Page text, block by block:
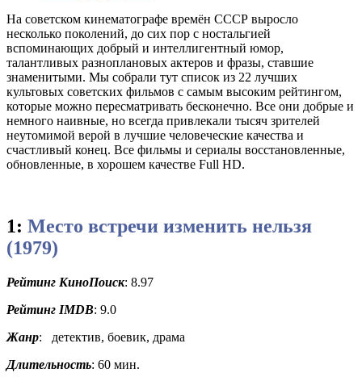
На советском кинематографе времён СССР выросло
несколько поколений, до сих пор с ностальгией
вспоминающих добрый и интеллигентный юмор,
талантливых разноплановых актеров и фразы, ставшие
знаменитыми. Мы собрали тут список из 22 лучших
культовых советских фильмов с самым высоким рейтингом,
которые можно пересматривать бесконечно. Все они добрые и
немного наивные, но всегда привлекали тысяч зрителей
неутомимой верой в лучшие человеческие качества и
счастливый конец. Все фильмы и сериалы восстановленные,
обновленные, в хорошем качестве Full HD.
1: Место встречи изменить нельзя
(1979)
Рейтинг КиноПоиск: 8.97
Рейтинг IMDB: 9.0
Жанр: детектив, боевик, драма
Длительность: 60 мин.